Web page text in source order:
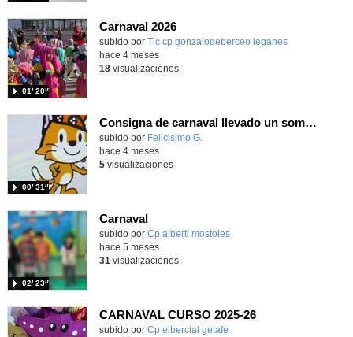
Carnaval 2026
subido por Tic cp gonzalodeberceo leganes
01′ 20″
-
hace 4 meses
18visualizaciones
Consigna de carnaval llevado un sombrero a la programación con Scratch Jr
Contenido educativo.
subido por Felicisimo G.
00′ 31″
hace 4 meses
5visualizaciones
Carnaval
subido por Cp alberti mostoles
02′ 23″
-
hace 5 meses
31 visualizaciones
CARNAVAL CURSO 2025-26
Contenido educativo.
subido por Cp elbercial getafe